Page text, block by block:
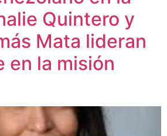
Quintero y
Mata lideran
en la misión